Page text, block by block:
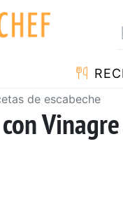
de escabeche